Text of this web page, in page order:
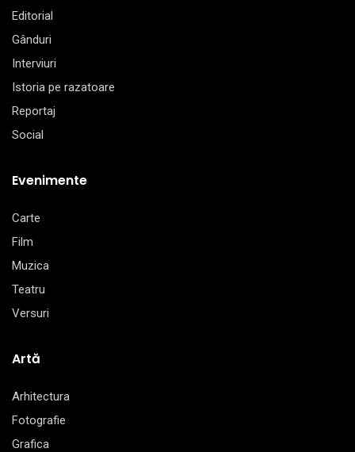
Editorial
Gânduri
Interviuri
Istoria pe razatoare
Reportaj
Social
Evenimente
Carte
Film
Muzica
Teatru
Versuri
Artă
Arhitectura
Fotografie
Grafica